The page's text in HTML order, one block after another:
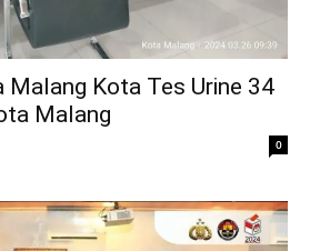
Malang Kota Tes Urine 34
Malang
0